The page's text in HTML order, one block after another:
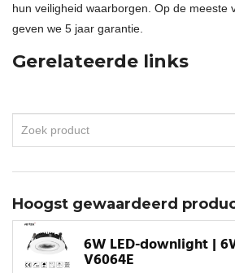
hun veiligheid waarborgen. Op de meeste
geven we 5 jaar garantie.
Gerelateerde links
Hoogst gewaardeerd
6W LED-downlight |
V6064E